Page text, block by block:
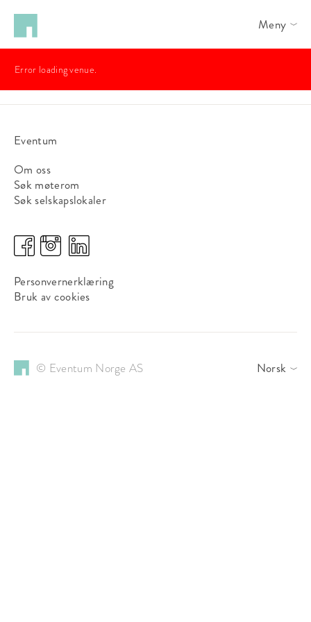
Meny
Error loading venue.
Eventum
Om oss
Søk møterom
Søk selskapslokaler
Personvernerklæring
Bruk av cookies
© Eventum Norge AS Norsk